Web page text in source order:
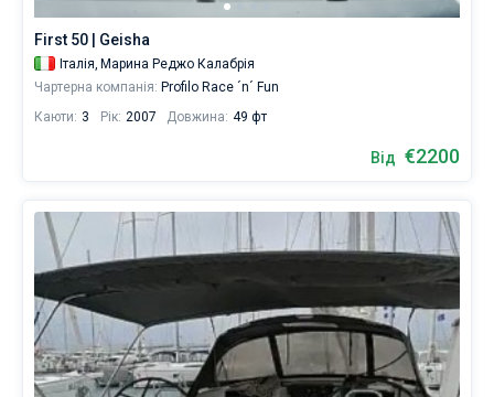
First 50 | Geisha
Італія, Марина Реджо Калабрія
Чартерна компанія: Profilo Race ´n´ Fun
Каюти: 3 Рік: 2007 Довжина: 49 фт
Від €2200